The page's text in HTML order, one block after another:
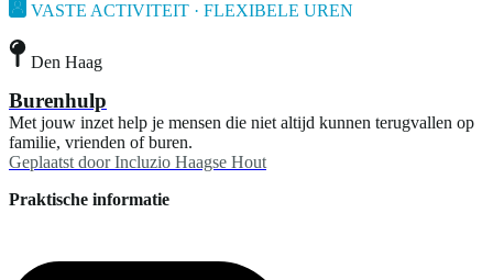
VASTE ACTIVITEIT · FLEXIBELE UREN
Den Haag
Burenhulp
Met jouw inzet help je mensen die niet altijd kunnen terugvallen op
familie, vrienden of buren.
Geplaatst door Incluzio Haagse Hout
Praktische informatie